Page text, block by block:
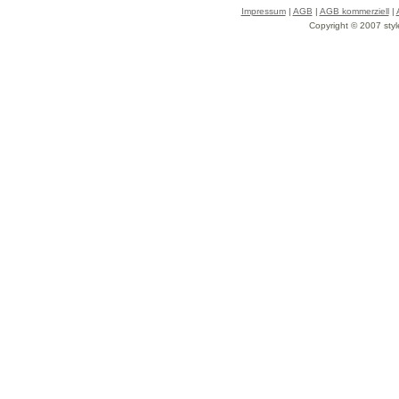
Impressum| AGB | AGB kommerziell|
Copyright © 2007